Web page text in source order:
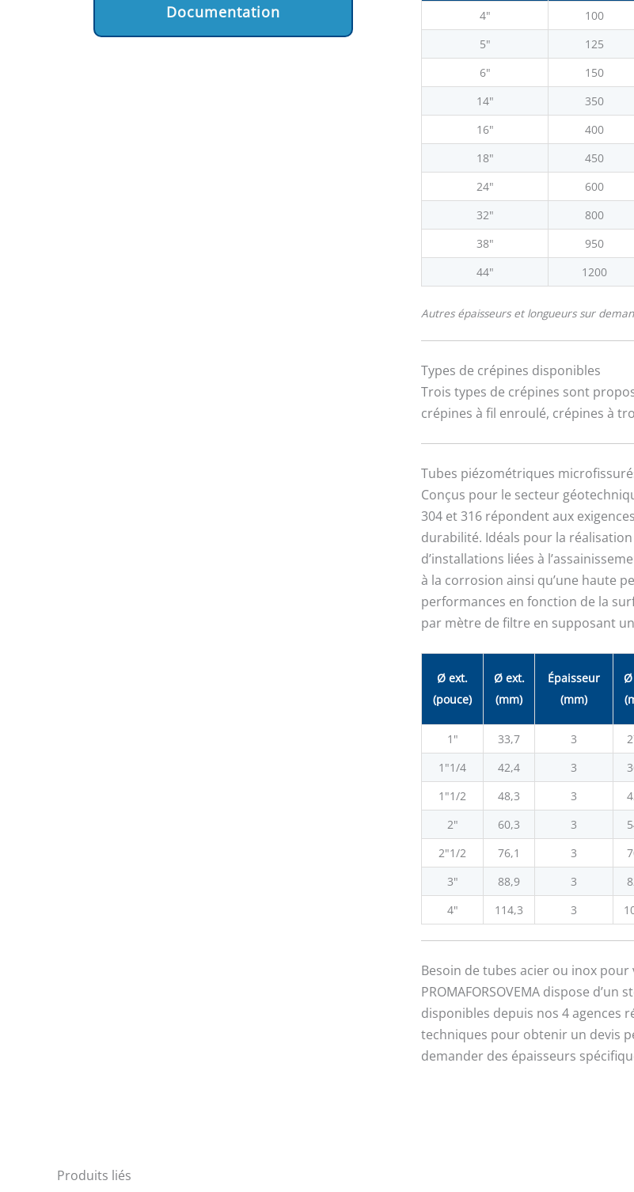
Documentation
4"
100
5"
125
6"
150
14"
350
16"
400
18"
450
24"
600
32"
800
38"
950
44"
1200
Autres épaisseurs et longueurs sur
Types de crépines disponibles
Trois types de crépines sont
crépines à fil enroulé, crépines à
Tubes piézométriques
Conçus pour le secteur
304 et 316 répondent aux
durabilité. Idéals pour la
d’installations liées à
à la corrosion ainsi qu’une haute
performances en fonction de la
par mètre de filtre en supposant
Ø ext.
(pouce)
Ø ext.
(mm)
Épaisseur
(mm)
Ø
1"
33,7 3
1"1/4
42,4 3
1"1/2
48,3 3
2"
60,3 3
2"1/2
76,1 3
3"
88,9 3
4"
114,3 3
Besoin de tubes acier ou inox
PROMAFORSOVEMA dispose
disponibles depuis nos 4 agences
techniques pour obtenir un devis
demander des épaisseurs
Produits liés